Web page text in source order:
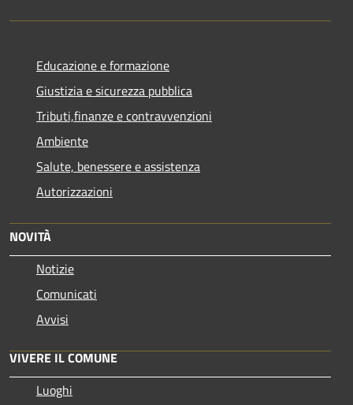
Educazione e formazione
Giustizia e sicurezza pubblica
Tributi,finanze e contravvenzioni
Ambiente
Salute, benessere e assistenza
Autorizzazioni
NOVITÀ
Notizie
Comunicati
Avvisi
VIVERE IL COMUNE
Luoghi